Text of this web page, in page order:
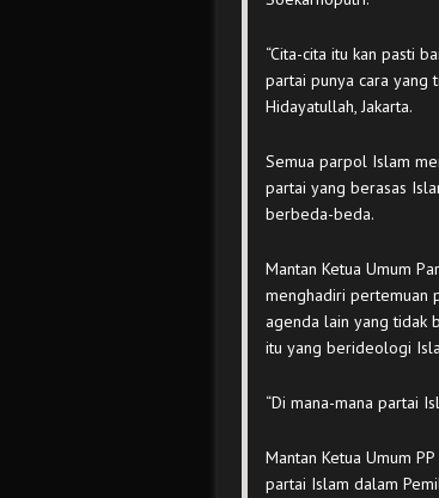
“Cita-cita itu kan pasti
partai punya cara yang
Hidayatullah, Jakarta.
Semua parpol Islam
partai yang berasas
berbeda-beda.
Mantan Ketua Umum
menghadiri pertemuan
agenda lain yang tidak
itu yang berideologi
“Di mana-mana partai
Mantan Ketua Umum
partai Islam dalam